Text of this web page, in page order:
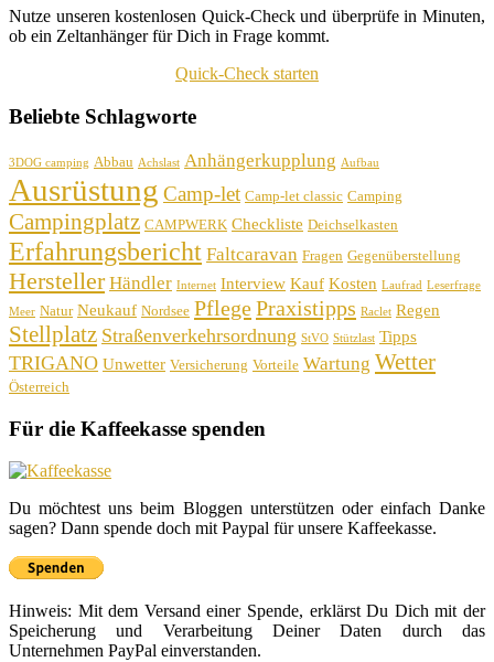
Nutze unseren kostenlosen Quick-Check und überprüfe in Minuten,
ob ein Zeltanhänger für Dich in Frage kommt.
Quick-Check starten
Beliebte Schlagworte
3DOG camping Abbau Achslast Anhängerkupplung Aufbau
Ausrüstung Camp-let Camp-let classic Camping
Campingplatz CAMPWERK Checkliste Deichselkasten
Erfahrungsbericht Faltcaravan Fragen Gegenüberstellung
Hersteller Händler Internet Interview Kauf Kosten Laufrad Leserfrage
Meer Natur Neukauf Nordsee PflegePraxistipps Raclet Regen
Stellplatz Straßenverkehrsordnung StVO Stützlast Tipps
TRIGANO Unwetter Versicherung Vorteile Wartung Wetter
Österreich
Für die Kaffeekasse spenden
Du möchtest uns beim Bloggen unterstützen oder einfach Danke
sagen? Dann spende doch mit Paypal für unsere Kaffeekasse.
Hinweis: Mit dem Versand einer Spende, erklärst Du Dich mit der
Speicherung und Verarbeitung Deiner Daten durch das
Unternehmen PayPal einverstanden.